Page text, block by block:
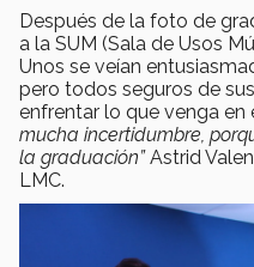
Después de la foto de
a la SUM (Sala de Usos
Unos se veían
pero todos seguros de
enfrentar lo que venga en
mucha incertidumbre,
la graduación”Astrid
LMC.